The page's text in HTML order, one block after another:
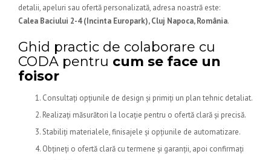
detalii, apeluri sau ofertă personalizată, adresa noastră este:
Calea Baciului 2-4 (Incinta Europark), Cluj Napoca, România.
Ghid practic de colaborare cu
CODA pentru cum se face un
foisor
Consultați opțiunile de design și primiți un plan tehnic detaliat.
Realizați măsurători la locație pentru o ofertă clară și precisă.
Stabiliți materialele, finisajele și opțiunile de automatizare.
Obțineți o ofertă clară cu termene și garanții, apoi confirmați